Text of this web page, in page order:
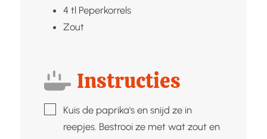
4 tl Peperkorrels
Zout
Instructies
▢Kuis de paprika's en snijd ze in
reepjes. Bestrooi ze met wat zout en